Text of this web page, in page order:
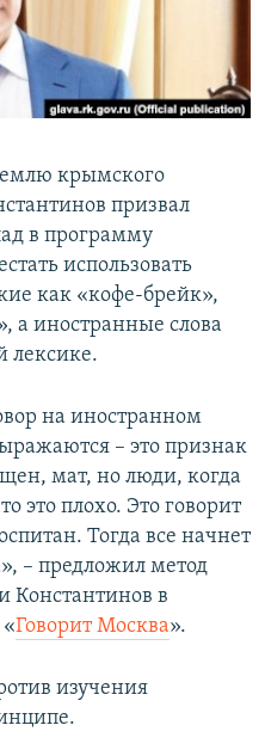
крымского
призвал
в программу
использовать
как «кофе-брейк»,
а иностранные слова
лексике.
на иностранном
– это признак
мат, но люди, когда
это плохо. Это говорит
Тогда все начнет
– предложил метод
Константинов в
Говорит Москва».
изучения